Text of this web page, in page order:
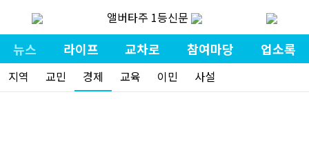
앨버타주 1등신문
뉴스 라이프 교차로 참여마당 업소록
지역 교민 경제 교육 이민 사설